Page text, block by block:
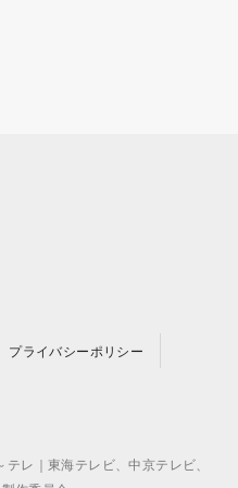
プライバシーポリシー
レ｜東海テレビ、中京テレビ、